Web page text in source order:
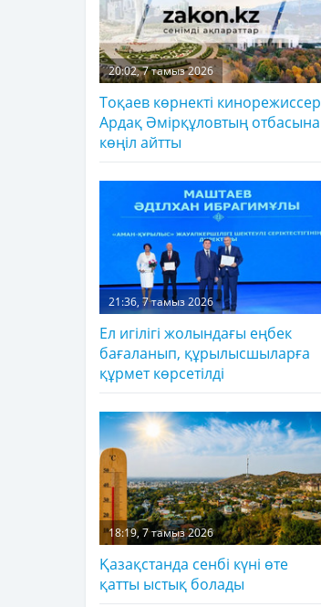
20:02, 7 тамыз 2026
Тоқаев көрнекті кинорежиссер
Ардақ Әмірқұловтың отбасына
көңіл айтты
21:36, 7 тамыз 2026
Ел игілігі жолындағы еңбек
бағаланып, құрылысшыларға
құрмет көрсетілді
18:19, 7 тамыз 2026
Қазақстанда сенбі күні өте
қатты ыстық болады